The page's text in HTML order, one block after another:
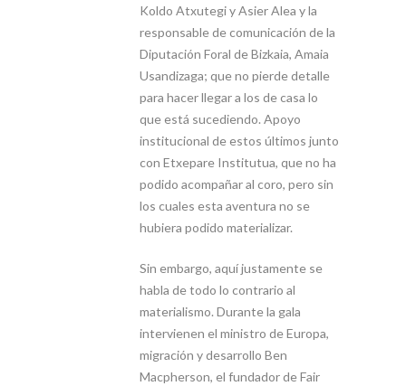
Koldo Atxutegi y Asier Alea y la
responsable de comunicación de la
Diputación Foral de Bizkaia, Amaia
Usandizaga; que no pierde detalle
para hacer llegar a los de casa lo
que está sucediendo. Apoyo
institucional de estos últimos junto
con Etxepare Institutua, que no ha
podido acompañar al coro, pero sin
los cuales esta aventura no se
hubiera podido materializar.
Sin embargo, aquí justamente se
habla de todo lo contrario al
materialismo. Durante la gala
intervienen el ministro de Europa,
migración y desarrollo Ben
Macpherson, el fundador de Fair